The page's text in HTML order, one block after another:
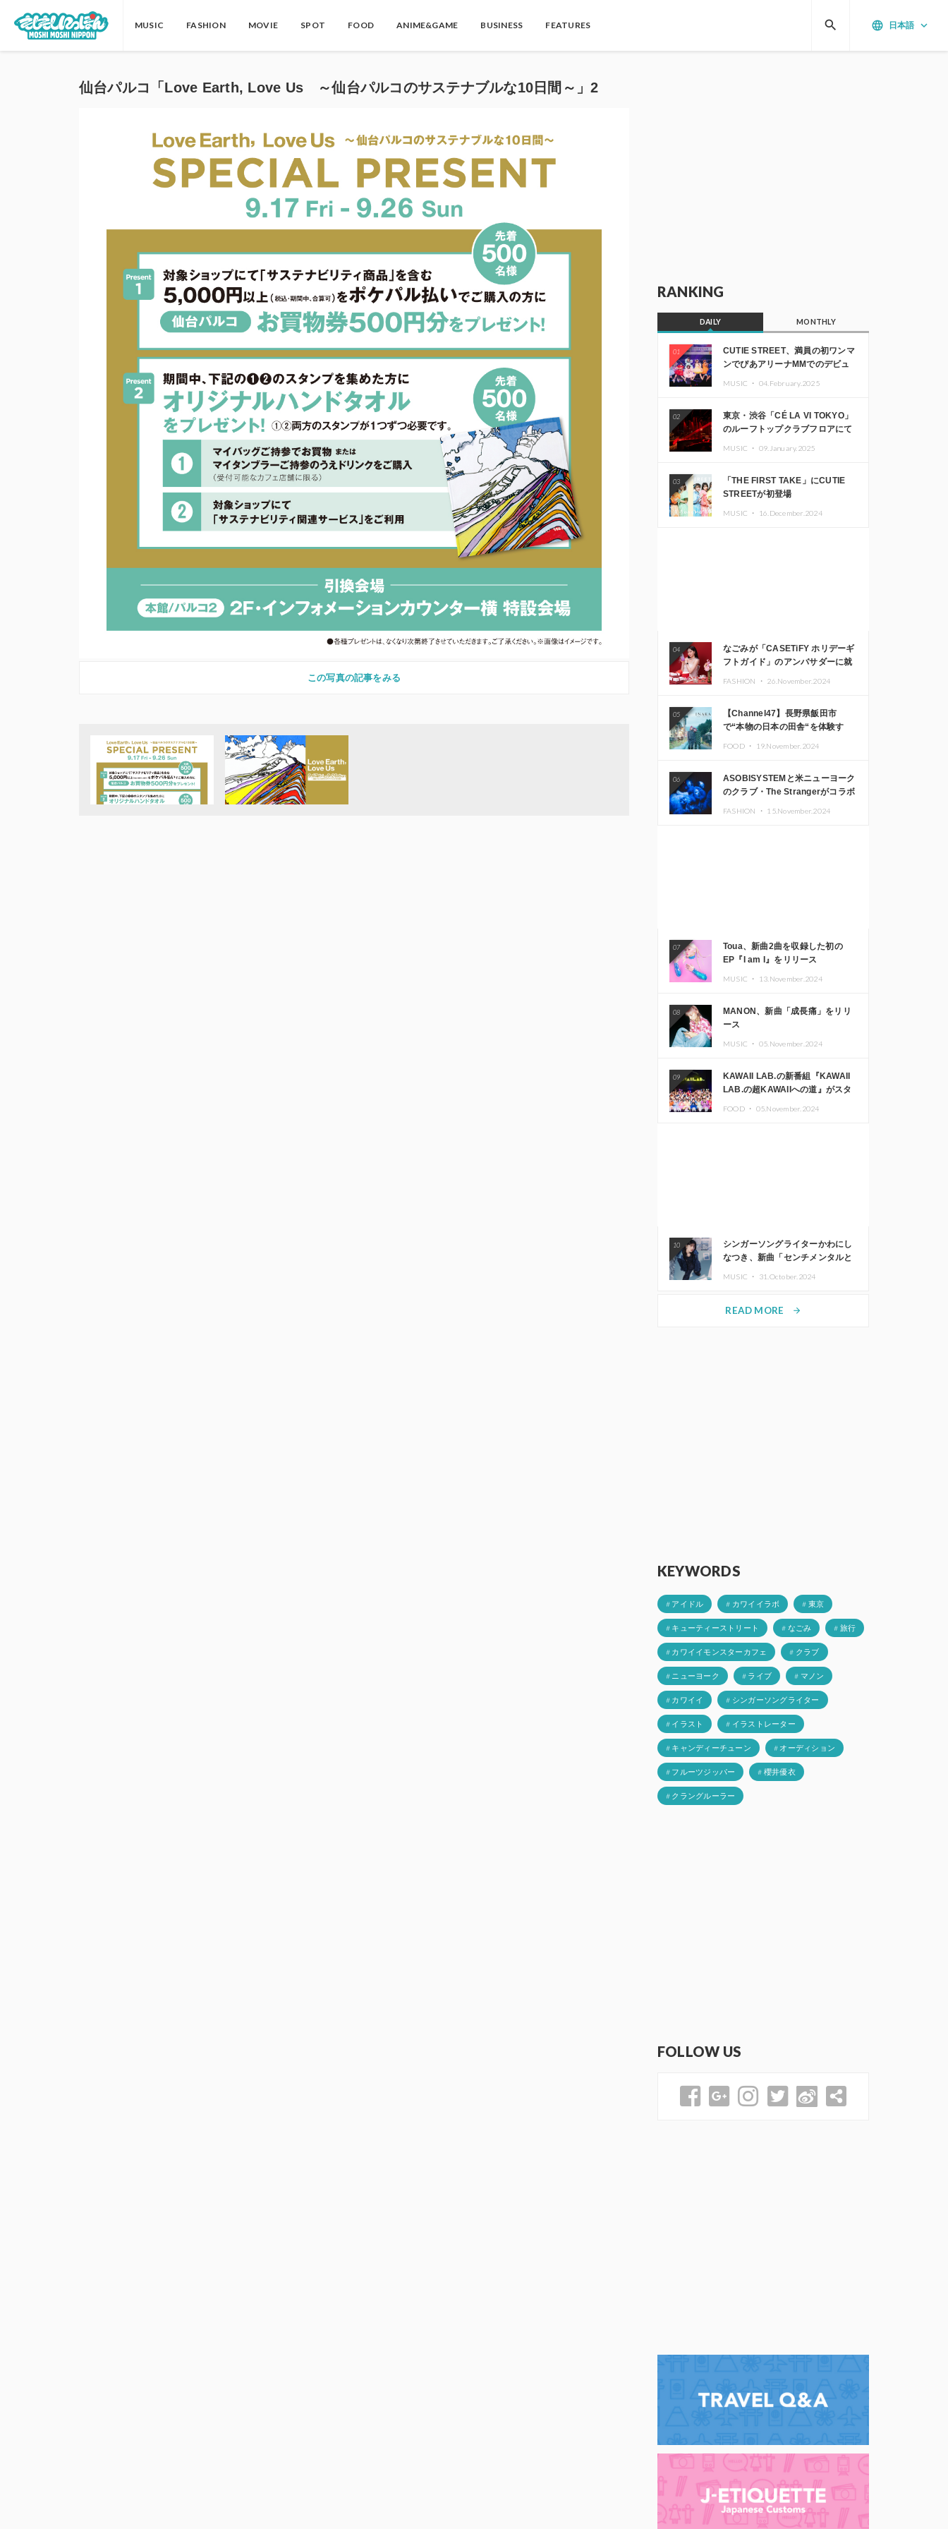
MUSIC FASHION MOVIE SPOT FOOD ANIME&GAME BUSINESS FEATURES language 日本語 keyboard_arrow_down
search
仙台パルコ「Love Earth, Love Us ～仙台パルコのサステナブルな10日間～」2
この写真の記事をみる
RANKING
DAILY MONTHLY
01
CUTIE STREET、満員の初ワンマ
ンでぴあアリーナMMでのデビュ
MUSIC ・ 04.February.2025
02
東京・渋谷「CÉ LA VI TOKYO」
のルーフトップクラブフロアにて
Kza（FORCE OF NATURE）ら日
本を代表するDJ・クリエイターが
出演
MUSIC ・ 09.January.2025
03
「THE FIRST TAKE」にCUTIE
STREETが初登場
MUSIC ・ 16.December.2024
04
なごみが「CASETiFY ホリデーギ
フトガイド」のアンバサダーに就
FASHION ・ 26.November.2024
05
【Channel47】長野県飯田市
で“本物の日本の田舎“を体験す
FOOD ・ 19.November.2024
06
ASOBISYSTEMと米ニューヨーク
のクラブ・The Strangerがコラボ
FASHION ・ 15.November.2024
07
Toua、新曲2曲を収録した初の
EP『I am I』をリリース
MUSIC ・ 13.November.2024
08
MANON、新曲「成長痛」をリリ
ース
MUSIC ・ 05.November.2024
09
KAWAII LAB.の新番組『KAWAII
LAB.の超KAWAIIへの道』がスタ
FOOD ・ 05.November.2024
10
シンガーソングライターかわにし
なつき、新曲「センチメンタルと
MUSIC ・ 31.October.2024
READ MORE arrow_forward
KEYWORDS
# アイドル # カワイイラボ # 東京
# キューティーストリート # なごみ # 旅行
# カワイイモンスターカフェ # クラブ
# ニューヨーク # ライブ # マノン
# カワイイ # シンガーソングライター
# イラスト # イラストレーター
# キャンディーチューン # オーディション
# フルーツジッパー # 櫻井優衣
# クラングルーラー
FOLLOW US